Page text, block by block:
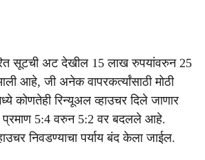
सूटची अट देखील 15 लाख रुपयांवरुन 25
आहे, जी अनेक वापरकर्त्यांसाठी मोठी
कोणतेही रिन्यूअल व्हाउचर दिले जाणार
प्रमाण 5:4 वरुन 5:2 वर बदलले आहे.
निवडण्याचा पर्याय बंद केला जाईल.